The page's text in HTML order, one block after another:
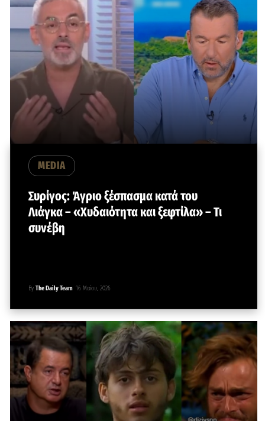
MEDIA
Συρίγος: Άγριο ξέσπασμα κατά του
Λιάγκα – «Χυδαιότητα και ξεφτίλα» – Τι
συνέβη
By The Daily Team 16 Μαΐου, 2026